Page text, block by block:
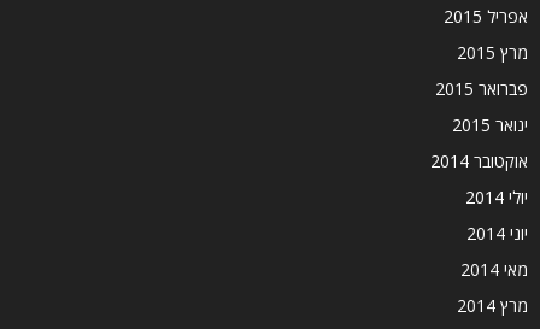
אפריל 2015
מרץ 2015
פברואר 2015
ינואר 2015
אוקטובר 2014
יולי 2014
יוני 2014
מאי 2014
מרץ 2014